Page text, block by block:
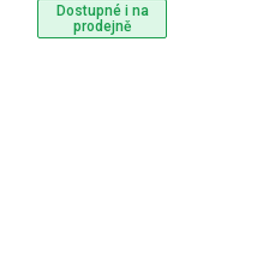
Dostupné i na
prodejně